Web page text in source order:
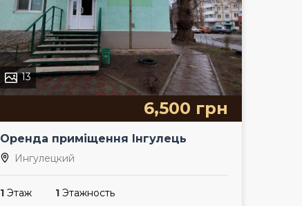
13
6,500 грн
Оренда приміщення Інгулець
Ингулецкий
1 Этаж 1 Этажность